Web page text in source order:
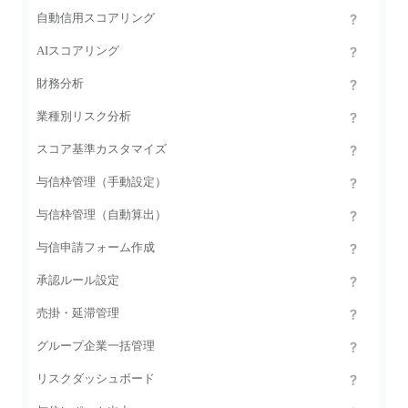
自動信用スコアリング
AIスコアリング
財務分析
業種別リスク分析
スコア基準カスタマイズ
与信枠管理（手動設定）
与信枠管理（自動算出）
与信申請フォーム作成
承認ルール設定
売掛・延滞管理
グループ企業一括管理
リスクダッシュボード